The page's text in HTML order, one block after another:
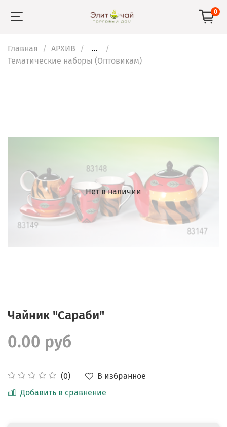
0
Главная АРХИВ
...
Тематические наборы (Оптовикам)
Нет в наличии
Чайник "Сараби"
(0)
В избранное
Добавить в сравнение
0.00 руб